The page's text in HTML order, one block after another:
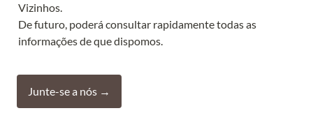
Vizinhos.
De futuro, poderá consultar rapidamente todas as
informações de que dispomos.
Junte-se a nós →